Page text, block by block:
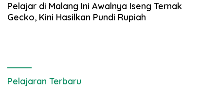
Pelajar di Malang Ini Awalnya Iseng Ternak
Gecko, Kini Hasilkan Pundi Rupiah
Pelajaran Terbaru